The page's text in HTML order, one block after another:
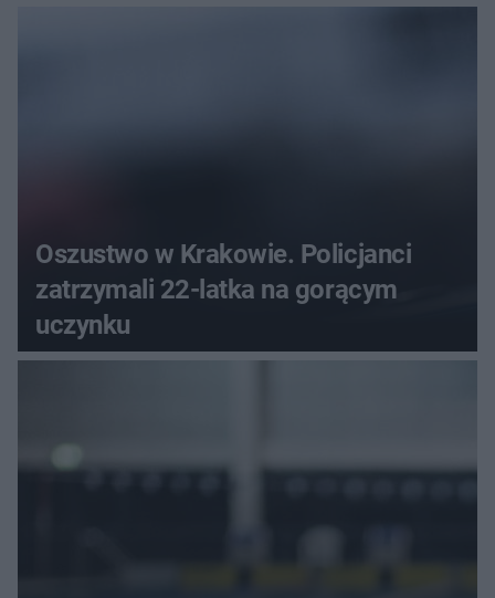
Oszustwo w Krakowie. Policjanci
zatrzymali 22-latka na gorącym
uczynku